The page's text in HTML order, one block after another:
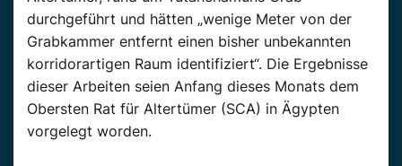
durchgeführt und hätten „wenige Meter von der
Grabkammer entfernt einen bisher unbekannten
korridorartigen Raum identifiziert“. Die Ergebnisse
dieser Arbeiten seien Anfang dieses Monats dem
Obersten Rat für Altertümer (SCA) in Ägypten
vorgelegt worden.